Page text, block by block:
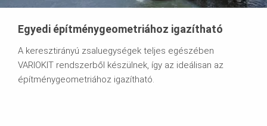
Egyedi építménygeometriához igazítható
A keresztirányú zsaluegységek teljes egészében
VARIOKIT rendszerből készülnek, így az ideálisan az
építménygeometriához igazítható.